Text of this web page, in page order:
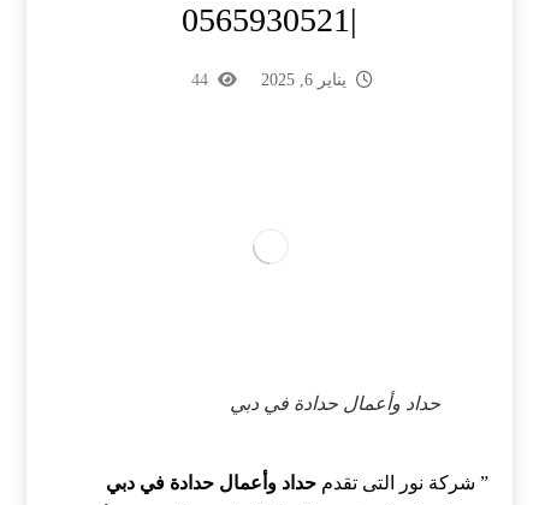
|0565930521
يناير 6, 2025 44
حداد وأعمال حدادة في دبي
” شركة نور التى تقدمحداد وأعمال حدادة في دبي